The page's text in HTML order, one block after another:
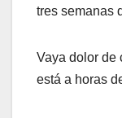
tres semanas
Vaya dolor de
está a horas